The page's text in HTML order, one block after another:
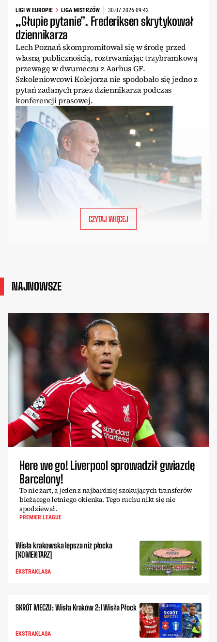
LIGI W EUROPIE LIGA MISTRZÓW 30.07.2026 09:42
„Głupie pytanie”. Frederiksen skrytykował
dziennikarza
Lech Poznań skompromitował się w środę przed
własną publicznością, roztrwaniając trzybramkową
przewagę w dwumeczu z Aarhus GF.
Szkoleniowcowi Kolejorza nie spodobało się jedno z
pytań zadanych przez dziennikarza podczas
konferencji prasowej.
CZYTAJ WIĘCEJ
NAJNOWSZE
Here we go! Liverpool sprowadził gwiazdę
Barcelony!
To nie żart, a jeden z najbardziej szokujących transferów
bieżącego letniego okienka. Tego ruchu nikt się nie
spodziewał.
PREMIER LEAGUE
Wisła krakowska lepsza niż płocka
[KOMENTARZ]
EKSTRAKLASA
SKRÓT MECZU: Wisła Kraków 2:1 Wisła Płock
EKSTRAKLASA